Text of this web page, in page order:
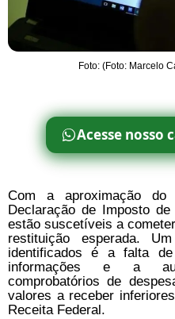
Foto: (Foto: Marcelo
Acesse nosso
Com a aproximação
Declaração de Imposto
estão suscetíveis a
restituição esperada.
identificados é a falta de
informações e a
comprobatórios de
valores a receber
Receita Federal.